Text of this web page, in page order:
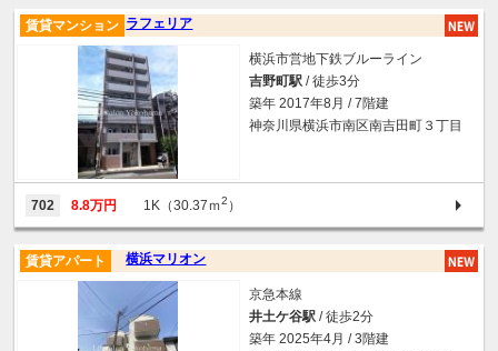
ラフェリア
賃貸マンション
横浜市営地下鉄ブルーライン
吉野町駅 / 徒歩3分
築年 2017年8月 / 7階建
神奈川県横浜市南区南吉田町３丁目
702 8.8万円 1K（30.37ｍ2 ）
横浜マリオン
賃貸アパート
京急本線
井土ケ谷駅 / 徒歩2分
築年 2025年4月 / 3階建